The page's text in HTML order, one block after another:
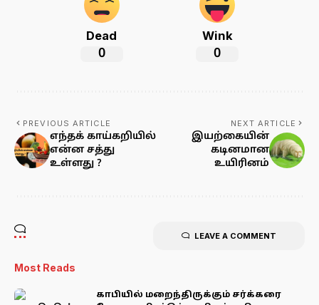
Dead
0
Wink
0
PREVIOUS ARTICLE
எந்தக் காய்கறியில்
என்ன சத்து
உள்ளது ?
NEXT ARTICLE
இயற்கையின்
கடினமான
உயிரினம்
LEAVE A COMMENT
Most Reads
காபியில் மறைந்திருக்கும் சர்க்கரை